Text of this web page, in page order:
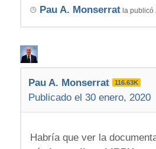
Pau A. Monserratla publicó
Pau A. Monserrat 116.63K
Publicado el 30 enero, 2020
Habría que ver la